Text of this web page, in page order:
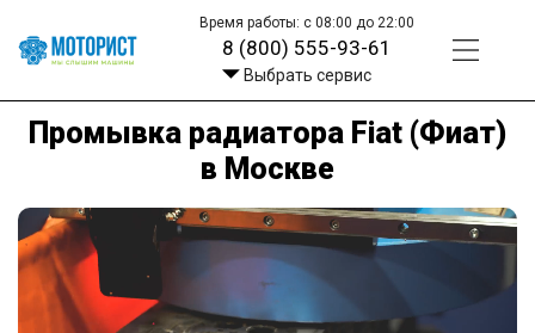
Время работы: с 08:00 до 22:00
8 (800) 555-93-61
Выбрать сервис
Промывка радиатора Fiat (Фиат)
в Москве